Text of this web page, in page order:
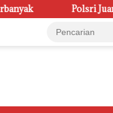
PORSENI XV, Raih